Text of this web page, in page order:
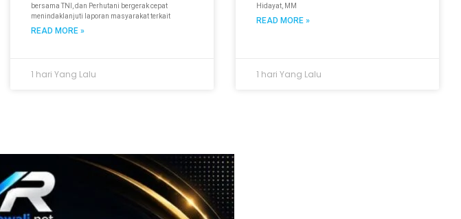
bersama TNI, dan Perhutani bergerak cepat
menindaklanjuti laporan masyarakat terkait
READ MORE »
1 hari Yang Lalu
Hidayat, MM
READ MORE »
1 hari Yang Lalu